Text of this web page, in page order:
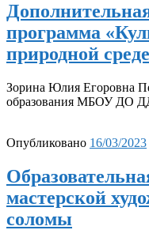
программа
природной
Зорина Юлия Егоровна
образования МБОУ ДО
Опубликовано 16/03/2023
мастерской
соломы